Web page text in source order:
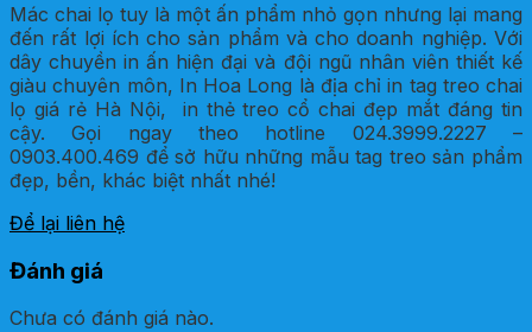
Mác chai lọ tuy là một ấn phẩm nhỏ gọn nhưng lại mang
đến rất lợi ích cho sản phẩm và cho doanh nghiệp. Với
dây chuyền in ấn hiện đại và đội ngũ nhân viên thiết kế
giàu chuyên môn, In Hoa Long là địa chỉ in tag treo chai
lọ giá rẻ Hà Nội, in thẻ treo cổ chai đẹp mắt đáng tin
cậy. Gọi ngay theo hotline 024.3999.2227 –
0903.400.469 để sở hữu những mẫu tag treo sản phẩm
đẹp, bền, khác biệt nhất nhé!
Để lại liên hệ
Đánh giá
Chưa có đánh giá nào.